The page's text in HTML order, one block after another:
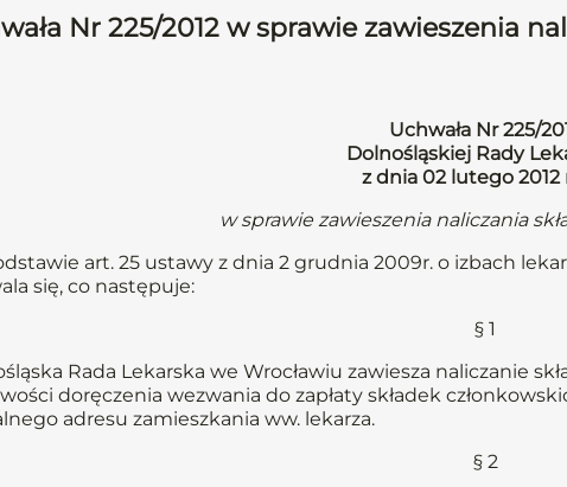
Nr 225/2012 w sprawie zawieszenia
Uchwała Nr 225/
Dolnośląskiej Rady
z dnia 02 lutego 2012
w sprawie zawieszenia naliczania
art. 25 ustawy z dnia 2 grudnia 2009r. o izbach
się, co następuje:
§ 1
Rada Lekarska we Wrocławiu zawiesza naliczanie
doręczenia wezwania do zapłaty składek
adresu zamieszkania ww. lekarza.
§ 2